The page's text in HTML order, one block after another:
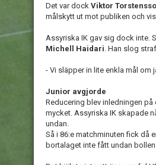
Det var dock Viktor
målskytt ut mot publiken och
Assyriska IK gav sig dock inte.
Michell Haidari. Han slog
- Vi släpper in lite enkla mål om
Junior avgjorde
Reducering blev inledningen
mycket. Assyriska IK skapade
undan.
Så i 86:e matchminuten fick då
bortalaget inte fått undan